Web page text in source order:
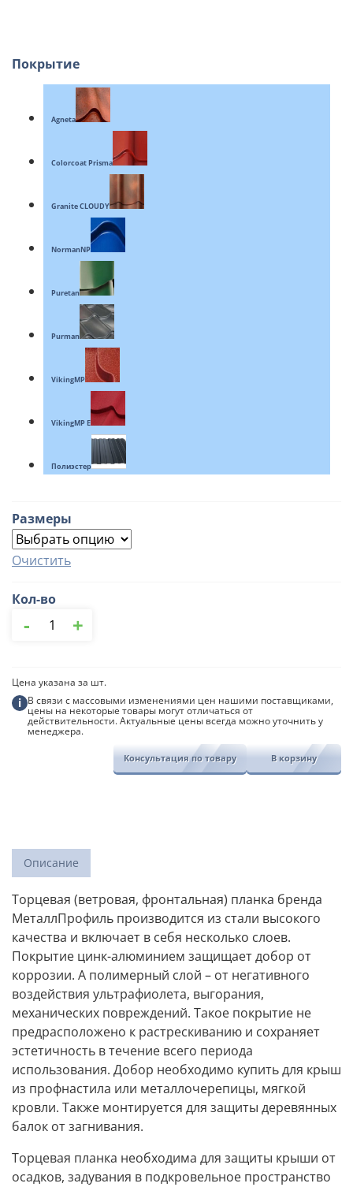
Покрытие
Agneta
Colorcoat Prisma
Granite CLOUDY
NormanNP
Puretan
Purman
VikingMP
VikingMP E
Полиэстер
Размеры
Очистить
Кол-во
товара
- +
Цена указана за шт.
i В связи с массовыми изменениями цен нашими поставщиками,
цены на некоторые товары могут отличаться от
действительности. Актуальные цены всегда можно уточнить у
менеджера.
Консультация по товару В корзину
Описание
Торцевая (ветровая, фронтальная) планка бренда
МеталлПрофиль производится из стали высокого
качества и включает в себя несколько слоев.
Покрытие цинк-алюминием защищает добор от
коррозии. А полимерный слой – от негативного
воздействия ультрафиолета, выгорания,
механических повреждений. Такое покрытие не
предрасположено к растрескиванию и сохраняет
эстетичность в течение всего периода
использования. Добор необходимо купить для крыш
из профнастила или металлочерепицы, мягкой
кровли. Также монтируется для защиты деревянных
балок от загнивания.
Торцевая планка необходима для защиты крыши от
осадков, задувания в подкровельное пространство